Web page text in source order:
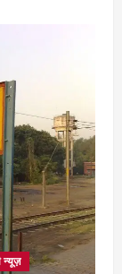
न्यूज़